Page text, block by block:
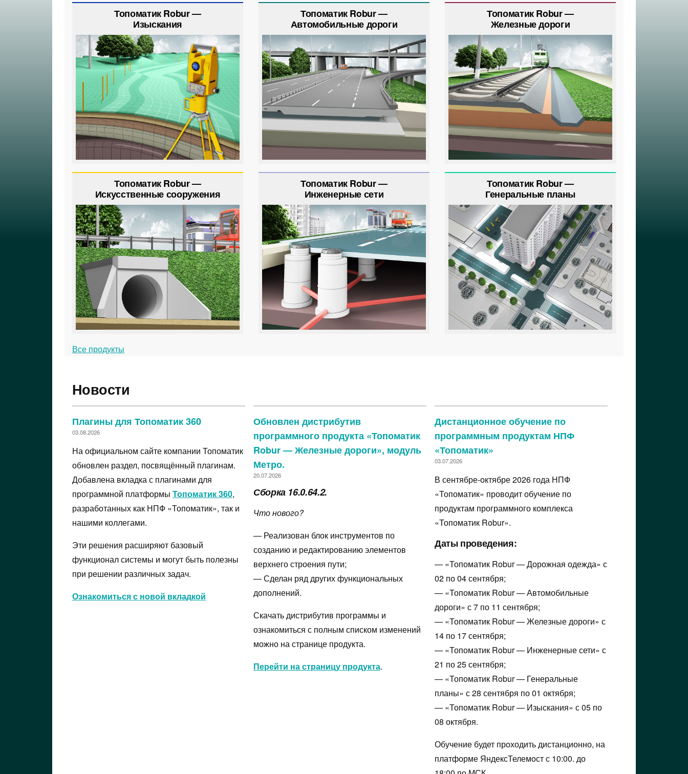
Топоматик Robur —
Изыскания
Топоматик Robur —
Автомобильные дороги
Топоматик Robur —
Железные дороги
Топоматик Robur —
Искусственные сооружения
Топоматик Robur —
Инженерные сети
Топоматик Robur —
Генеральные планы
Все продукты
Новости
Плагины для Топоматик 360
03.08.2026
На официальном сайте компании Топоматик
обновлен раздел, посвящённый плагинам.
Добавлена вкладка с плагинами для
программной платформы Топоматик 360,
разработанных как НПФ «Топоматик», так и
нашими коллегами.
Эти решения расширяют базовый
функционал системы и могут быть полезны
при решении различных задач.
Ознакомиться с новой вкладкой
Обновлен дистрибутив
программного продукта «Топоматик
Robur — Железные дороги», модуль
Метро.
20.07.2026
Сборка 16.0.64.2.
Что нового?
— Реализован блок инструментов по
созданию и редактированию элементов
верхнего строения пути;
— Сделан ряд других функциональных
дополнений.
Скачать дистрибутив программы и
ознакомиться с полным списком изменений
можно на странице продукта.
Перейти на страницу продукта.
Дистанционное обучение по
программным продуктам НПФ
«Топоматик»
03.07.2026
В сентябре-октябре 2026 года НПФ
«Топоматик» проводит обучение по
продуктам программного комплекса
«Топоматик Robur».
Даты проведения:
— «Топоматик Robur — Дорожная одежда» с
02 по 04 сентября;
— «Топоматик Robur — Автомобильные
дороги» с 7 по 11 сентября;
— «Топоматик Robur — Железные дороги» с
14 по 17 сентября;
— «Топоматик Robur — Инженерные сети» с
21 по 25 сентября;
— «Топоматик Robur — Генеральные
планы» с 28 сентября по 01 октября;
— «Топоматик Robur — Изыскания» с 05 по
08 октября.
Обучение будет проходить дистанционно, на
платформе ЯндексТелемост с 10:00. до